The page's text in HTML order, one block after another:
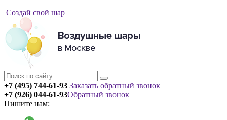
Создай свой шар
+7 (495) 744-61-93 Заказать обратный звонок
+7 (926) 044-61-93
Пишите нам:
Обратный звонок